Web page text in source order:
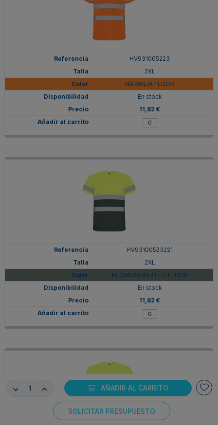
AÑADIR AL CARRITO
SOLICITAR PRESUPUESTO
HV931005223
2XL
NARANJA FLUOR
En stock
11,82 €
HV93100523221
2XL
PLOMO/AMARILLO FLUOR
En stock
11,82 €
Consentimiento de cookies